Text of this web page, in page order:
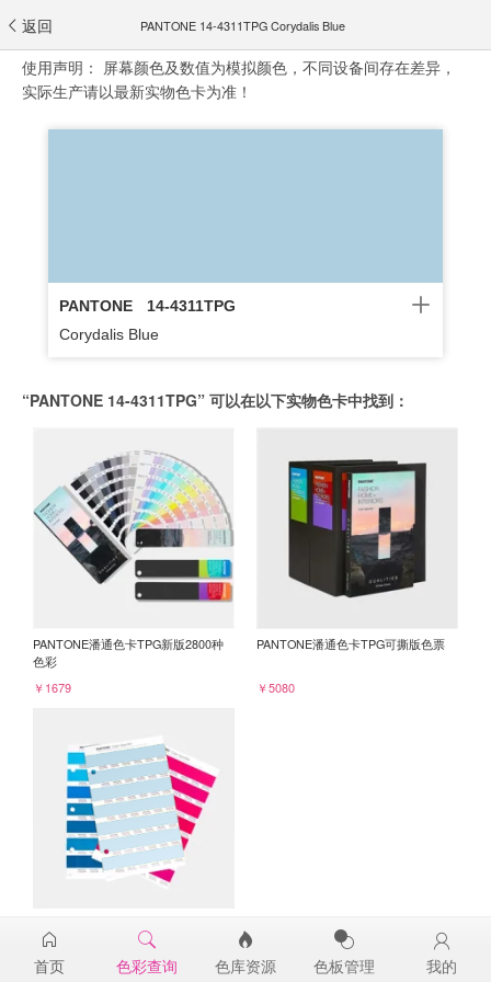
返回 PANTONE 14-4311TPG Corydalis Blue
使用声明： 屏幕颜色及数值为模拟颜色，不同设备间存在差异，
实际生产请以最新实物色卡为准！
PANTONE
14-4311TPG
Corydalis Blue
“PANTONE 14-4311TPG” 可以在以下实物色卡中找到：
PANTONE潘通色卡TPG新版2800种
色彩
￥1679
PANTONE潘通色卡TPG可撕版色票
￥5080
14-4311TPG
￥98
首页 色彩查询 色库资源 色板管理 我的